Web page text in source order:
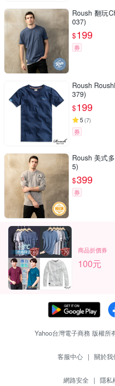
Roush 翻玩
037)
$199
券
Roush
379)
$199
5 (7)
券
Roush 美式
5)
$399
券
商品折價券
100元
Yahoo台灣電子商務 版權所
客服中心 | 關於我
網路安全 | 隱私